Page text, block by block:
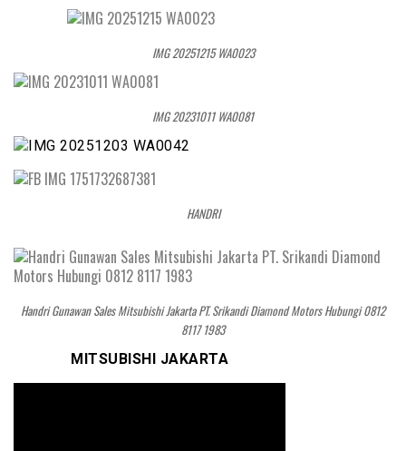
IMG 20251215 WA0023
IMG 20231011 WA0081
HANDRI
Handri Gunawan Sales Mitsubishi Jakarta PT. Srikandi Diamond Motors Hubungi 0812
8117 1983
MITSUBISHI JAKARTA